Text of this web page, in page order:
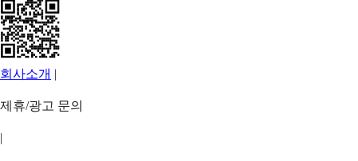
회사소개 |
제휴/광고 문의
|